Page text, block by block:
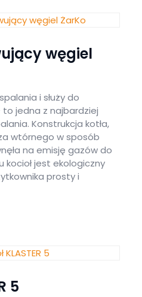
węgiel
i służy do
jedna z najbardziej
Konstrukcja kotła,
wtórnego w sposób
na emisję gazów do
jest ekologiczny
prosty i
5